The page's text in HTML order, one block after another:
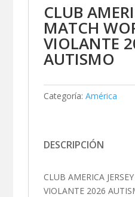
CLUB
MATCH
VIOLANTE
AUTISMO
Categoría: América
DESCRIPCIÓN
CLUB AMERICA
VIOLANTE 2026